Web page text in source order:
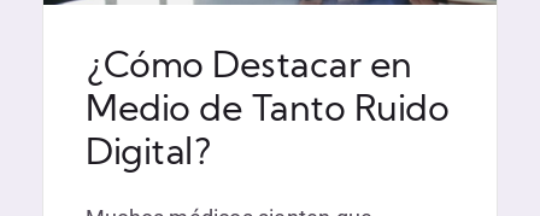
¿Cómo Destacar en
Medio de Tanto Ruido
Digital?